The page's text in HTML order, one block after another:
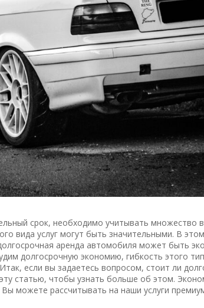
срок, необходимо учитывать множество
вида услуг могут быть значительными. В
аренда автомобиля может быть
долгосрочную экономию, гибкость этого
если вы задаетесь вопросом, стоит ли
статью, чтобы узнать больше об этом.
можете рассчитывать на наши услуги